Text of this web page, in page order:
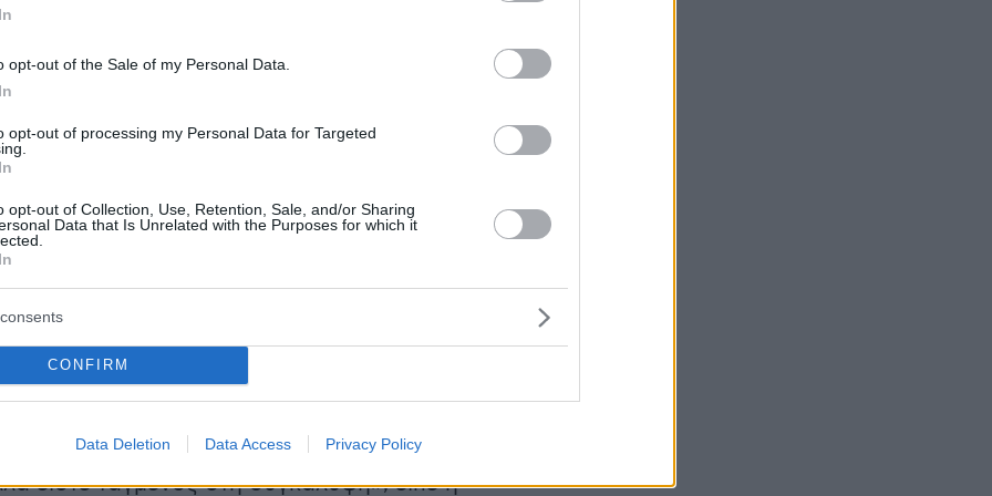
opt-out of the Sale of my Personal Data.
opt-out of processing my Personal Data for Targeted
opt-out of Collection, Use, Retention, Sale, and/or Sharing
Data that Is Unrelated with the Purposes for which it
CONFIRM
Data Deletion Data Access Privacy Policy
λίγο;» φώναζε από τα έδρανα η κυρία
με τον κ. Φλωρίδη να απαντά: «Είπα και
και σήμερα: Ζητάτε να σας
μπορώ να σας βοηθήσω, είμαι δικηγόρος, δεν
κατάρτιση να σας βοηθήσω. Δεν θέλω να
σας για λόγους πολιτικής αισθητικής και για
γενικότερα».
δεν ξέρω τι σόι δικηγόρος είστε, αλλά εμένα
τη συγκάλυψη του εγκλήματος του
είστε ταγμένος στη συγκάλυψη», είπε η